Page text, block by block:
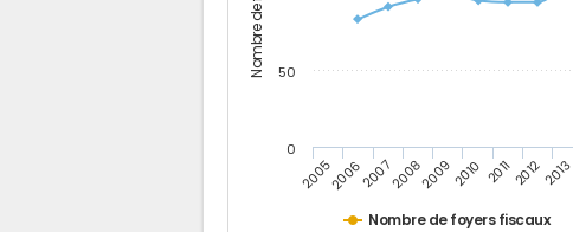
Nombre de foyers fiscaux
200520062007200820092010 201120122013
0
50